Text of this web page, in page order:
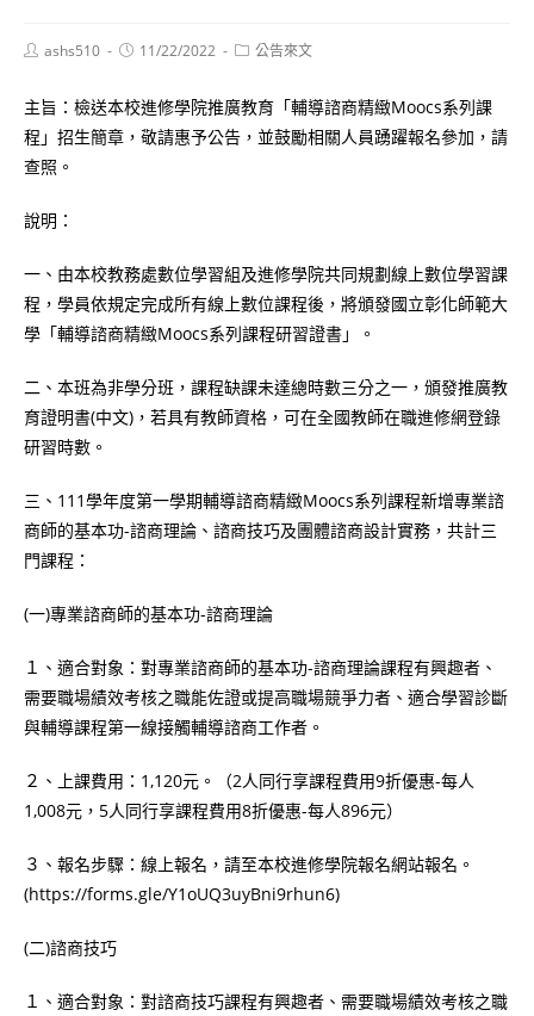
Postashs510
Post11/22/2022
Post公告來文
主旨：檢送本校進修學院推廣教育「輔導諮商精緻Moocs系列課
程」招生簡章，敬請惠予公告，並鼓勵相關人員踴躍報名參加，請
查照。
說明：
一、由本校教務處數位學習組及進修學院共同規劃線上數位學習課
程，學員依規定完成所有線上數位課程後，將頒發國立彰化師範大
學「輔導諮商精緻Moocs系列課程研習證書」。
二、本班為非學分班，課程缺課未達總時數三分之一，頒發推廣教
育證明書(中文)，若具有教師資格，可在全國教師在職進修網登錄
研習時數。
三、111學年度第一學期輔導諮商精緻Moocs系列課程新增專業諮
商師的基本功-諮商理論、諮商技巧及團體諮商設計實務，共計三
門課程：
(一)專業諮商師的基本功-諮商理論
１、適合對象：對專業諮商師的基本功-諮商理論課程有興趣者、
需要職場績效考核之職能佐證或提高職場競爭力者、適合學習診斷
與輔導課程第一線接觸輔導諮商工作者。
２、上課費用：1,120元。（2人同行享課程費用9折優惠-每人
1,008元，5人同行享課程費用8折優惠-每人896元）
３、報名步驟：線上報名，請至本校進修學院報名網站報名。
(https://forms.gle/Y1oUQ3uyBni9rhun6)
(二)諮商技巧
１、適合對象：對諮商技巧課程有興趣者、需要職場績效考核之職